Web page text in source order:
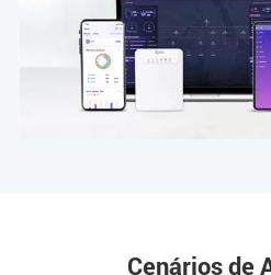
Cenários de